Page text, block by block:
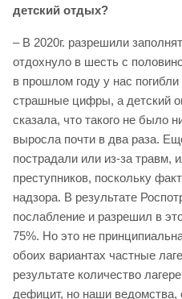
детский отдых?
– В 2020г. разрешили
отдохнуло в шесть с
в прошлом году у нас
страшные цифры, а детский
сказала, что такого не было
выросла почти в два раза.
пострадали или из-за травм,
преступников, поскольку
надзора. В результате
послабление и разрешил в
75%. Но это не
обоих вариантах частные
результате количество
дефицит, но наши ведомства,